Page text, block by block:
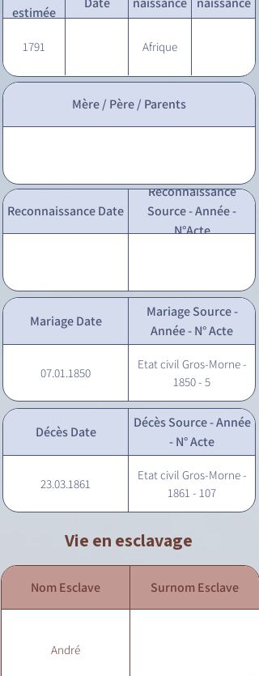
estimée
1791 Afrique
Mère / Père / Parents
Reconnaissance Date
Reconnaissance
Source - Année -
N°Acte
Mariage Date
Mariage Source -
Année - N° Acte
07.01.1850
Etat civil Gros-Morne -
1850 - 5
Décès Date
Décès Source - Année
- N° Acte
23.03.1861
Etat civil Gros-Morne -
1861 - 107
Vie en esclavage
Nom Esclave Surnom Esclave
André